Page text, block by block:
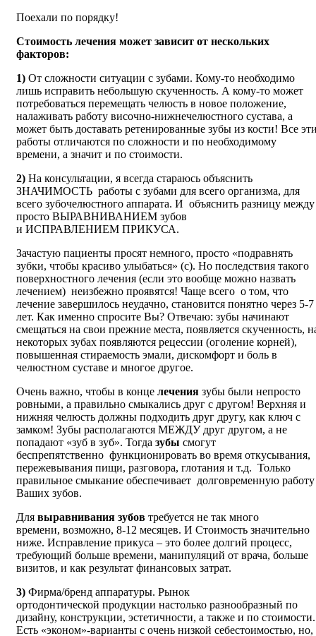
Поехали по порядку!
Стоимость лечения может зависит от нескольких
факторов:
1) От сложности ситуации с зубами. Кому-то необходимо
лишь исправить небольшую скученность. А кому-то может
потребоваться перемещать челюсть в новое положение,
налаживать работу височно-нижнечелюстного сустава, а
может быть доставать ретенированные зубы из кости! Все
работы отличаются по сложности и по необходимому
времени, а значит и по стоимости.
2) На консультации, я всегда стараюсь объяснить
ЗНАЧИМОСТЬ работы с зубами для всего организма, для
всего зубочелюстного аппарата. И объяснить разницу между
просто ВЫРАВНИВАНИЕМ зубов
и ИСПРАВЛЕНИЕМ ПРИКУСА.
Зачастую пациенты просят немного, просто «подравнять
зубки, чтобы красиво улыбаться» (с). Но последствия такого
поверхностного лечения (если это вообще можно назвать
лечением) неизбежно проявятся! Чаще всего о том, что
лечение завершилось неудачно, становится понятно через 5-7
лет. Как именно спросите Вы? Отвечаю: зубы начинают
смещаться на свои прежние места, появляется скученность,
некоторых зубах появляются рецессии (оголение корней),
повышенная стираемость эмали, дискомфорт и боль в
челюстном суставе и многое другое.
Очень важно, чтобы в конце лечения зубы были непросто
ровными, а правильно смыкались друг с другом! Верхняя и
нижняя челюсть должны подходить друг другу, как ключ с
замком! Зубы располагаются МЕЖДУ друг другом, а не
попадают «зуб в зуб». Тогда зубы смогут
беспрепятственно функционировать во время откусывания,
пережевывания пищи, разговора, глотания и т.д. Только
правильное смыкание обеспечивает долговременную работу
Ваших зубов.
Для выравнивания зубов требуется не так много
времени, возможно, 8-12 месяцев. И Стоимость значительно
ниже. Исправление прикуса – это более долгий процесс,
требующий больше времени, манипуляций от врача, больше
визитов, и как результат финансовых затрат.
3) Фирма/бренд аппаратуры. Рынок
ортодонтической продукции настолько разнообразный по
дизайну, конструкции, эстетичности, а также и по стоимости.
Есть «эконом»-варианты с очень низкой себестоимостью, но,